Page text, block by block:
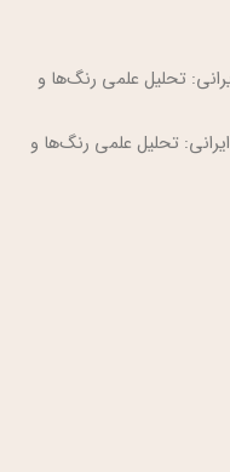
تحلیل علمی رنگ‌ها و
تحلیل علمی رنگ‌ها و